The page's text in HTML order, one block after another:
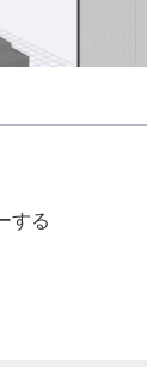
する